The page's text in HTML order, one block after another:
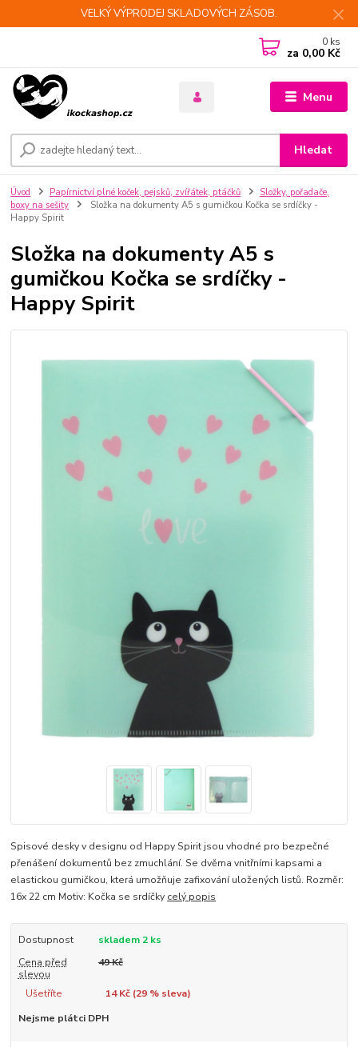
VELKÝ VÝPRODEJ SKLADOVÝCH ZÁSOB.
Menu
Hledat
0 ks
za 0,00 Kč
Úvod Papírnictví plné koček, pejsků, zvířátek, ptáčků
Složky, pořadače,
boxy na sešity
Složka na dokumenty A5 s gumičkou Kočka se srdíčky -
Happy Spirit
Složka na dokumenty A5 s
gumičkou Kočka se srdíčky -
Happy Spirit
Spisové desky v designu od Happy Spirit jsou vhodné pro bezpečné
přenášení dokumentů bez zmuchlání. Se dvěma vnitřními kapsami a
elastickou gumičkou, která umožňuje zafixování uložených listů. Rozměr:
16x 22 cm Motiv: Kočka se srdíčky celý popis
Dostupnost
skladem 2 ks
Cena před
slevou
49 Kč
Ušetříte 14 Kč (29% sleva)
Nejsme plátci DPH